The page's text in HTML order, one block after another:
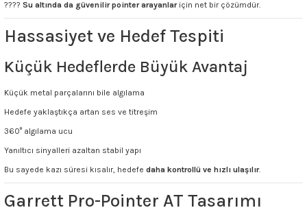
???? Su altında da güvenilir pointer arayanlariçin net bir çözümdür.
Hassasiyet ve Hedef Tespiti
Küçük Hedeflerde Büyük Avantaj
Küçük metal parçalarını bile algılama
Hedefe yaklaştıkça artan ses ve titreşim
360° algılama ucu
Yanıltıcı sinyalleri azaltan stabil yapı
Bu sayede kazı süresi kısalır, hedefe daha kontrollü ve hızlı ulaşılır.
Garrett Pro-Pointer AT Tasarımı